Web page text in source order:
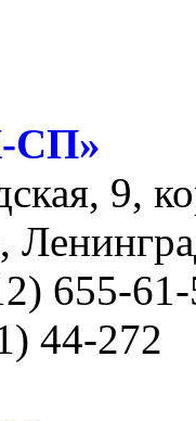
СП»
9,
655-
44-272